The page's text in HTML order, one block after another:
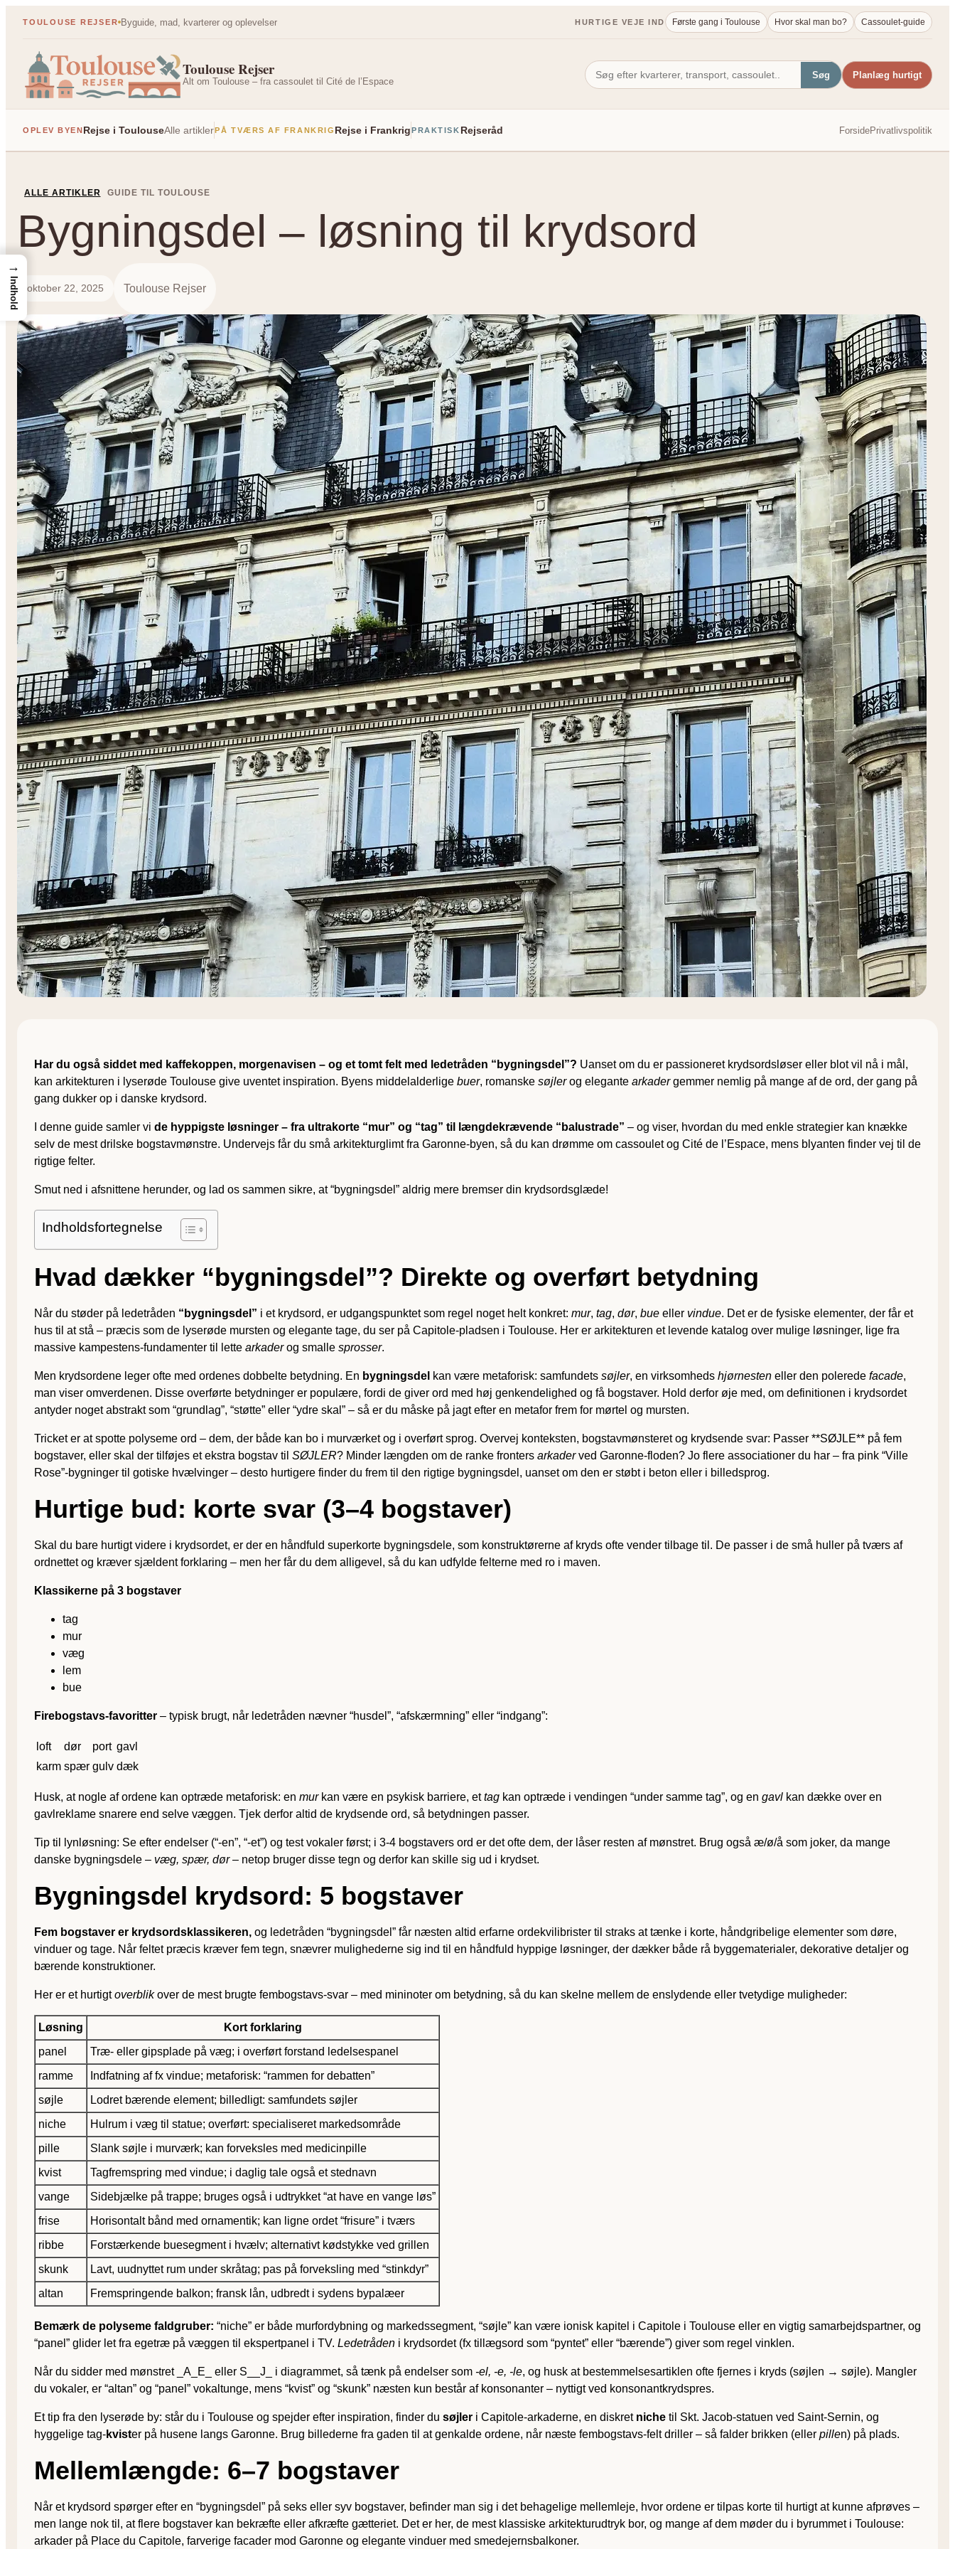
TOULOUSE REJSER Byguide, mad, kvarterer og oplevelser HURTIGE VEJE IND Første gang i Toulouse Hvor skal man bo? Cassoulet-guide
Toulouse Rejser
Alt om Toulouse – fra cassoulet til Cité de l’Espace
Søg Planlæg hurtigt
OPLEV BYENRejse i ToulouseAlle artiklerPÅ TVÆRS AF FRANKRIG Rejse i FrankrigPRAKTISK Rejseråd ForsidePrivatlivspolitik
ALLE ARTIKLER GUIDE TIL TOULOUSE
Bygningsdel – løsning til krydsord
oktober 22, 2025 Toulouse Rejser
Har du også siddet med kaffe­koppen, morgen­avisen – og et tomt felt med ledetråden “bygningsdel”? Uanset om du er passioneret krydsords­løser eller blot vil nå i mål,
kan arkitekturen i lyserøde Toulouse give uventet inspiration. Byens middel­alderlige buer, romanske søjlerog elegante arkadergemmer nemlig på mange af de ord, der gang på
gang dukker op i danske krydsord.
I denne guide samler vi de hyppigste løsninger – fra ultra­korte “mur” og “tag” til længde­krævende “balustrade” – og viser, hvordan du med enkle strategier kan knække
selv de mest drilske bogstav­mønstre. Undervejs får du små arkitektur­glimt fra Garonne-byen, så du kan drømme om cassoulet og Cité de l’Espace, mens blyanten finder vej til de
rigtige felter.
Smut ned i afsnittene herunder, og lad os sammen sikre, at “bygningsdel” aldrig mere bremser din krydsords­glæde!
Indholdsfortegnelse
Hvad dækker “bygningsdel”? Direkte og overført betydning
Når du støder på ledetråden “bygningsdel” i et krydsord, er udgangspunktet som regel noget helt konkret: mur, tag, dør, bue eller vindue. Det er de fysiske elementer, der får et
hus til at stå – præcis som de lyserøde mursten og elegante tage, du ser på Capitole-pladsen i Toulouse. Her er arkitekturen et levende katalog over mulige løsninger, lige fra
massive kampestens-fundamenter til lette arkaderog smalle sprosser.
Men krydsordene leger ofte med ordenes dobbelte betydning. En bygningsdel kan være metaforisk: samfundets søjler, en virksomheds hjørnesten eller den polerede facade,
man viser omverdenen. Disse overførte betydninger er populære, fordi de giver ord med høj genkendelighed og få bogstaver. Hold derfor øje med, om definitionen i krydsordet
antyder noget abstrakt som “grundlag”, “støtte” eller “ydre skal” – så er du måske på jagt efter en metafor frem for mørtel og mursten.
Tricket er at spotte polyseme ord – dem, der både kan bo i murværket og i overført sprog. Overvej konteksten, bogstavmønsteret og krydsende svar: Passer **SØJLE** på fem
bogstaver, eller skal der tilføjes et ekstra bogstav til SØJLER? Minder længden om de ranke fronters arkaderved Garonne-floden? Jo flere associationer du har – fra pink “Ville
Rose”-bygninger til gotiske hvælvinger – desto hurtigere finder du frem til den rigtige bygningsdel, uanset om den er støbt i beton eller i billedsprog.
Hurtige bud: korte svar (3–4 bogstaver)
Skal du bare hurtigt videre i krydsordet, er der en håndfuld superkorte bygningsdele, som konstruktørerne af kryds ofte vender tilbage til. De passer i de små huller på tværs af
ordnettet og kræver sjældent forklaring – men her får du dem alligevel, så du kan udfylde felterne med ro i maven.
Klassikerne på 3 bogstaver
tag
mur
væg
lem
bue
Firebogstavs-favoritter – typisk brugt, når ledetråden nævner “husdel”, “afskærmning” eller “indgang”:
loft dør port gavl
karm spær gulv dæk
Husk, at nogle af ordene kan optræde metaforisk: en murkan være en psykisk barriere, ettag kan optræde i vendingen “under samme tag”, og en gavl kan dække over en
gavlreklame snarere end selve væggen. Tjek derfor altid de krydsende ord, så betydningen passer.
Tip til lynløsning: Se efter endelser (“-en”, “-et”) og test vokaler først; i 3-4 bogstavers ord er det ofte dem, der låser resten af mønstret. Brug også æ/ø/å som joker, da mange
danske bygningsdele – væg, spær, dør– netop bruger disse tegn og derfor kan skille sig ud i krydset.
Bygningsdel krydsord: 5 bogstaver
Fem bogstaver er krydsordsklassikeren, og ledetråden “bygningsdel” får næsten altid erfarne ordekvilibrister til straks at tænke i korte, håndgribelige elementer som døre,
vinduer og tage. Når feltet præcis kræver fem tegn, snævrer mulighederne sig ind til en håndfuld hyppige løsninger, der dækker både rå byggematerialer, dekorative detaljer og
bærende konstruktioner.
Her er et hurtigtoverblikover de mest brugte fembogstavs-svar – med mininoter om betydning, så du kan skelne mellem de enslydende eller tvetydige muligheder:
Løsning
Kort forklaring
panel
Træ- eller gipsplade på væg; i overført forstand ledelsespanel
ramme
Indfatning af fx vindue; metaforisk: “rammen for debatten”
søjle
Lodret bærende element; billedligt: samfundets søjler
niche
Hulrum i væg til statue; overført: specialiseret markedsområde
pille
Slank søjle i murværk; kan forveksles med medicinpille
kvist
Tagfremspring med vindue; i daglig tale også et stednavn
vange
Sidebjælke på trappe; bruges også i udtrykket “at have en vange løs”
frise
Horisontalt bånd med ornamentik; kan ligne ordet “frisure” i tværs
ribbe
Forstærkende buesegment i hvælv; alternativt kødstykke ved grillen
skunk
Lavt, uudnyttet rum under skråtag; pas på forveksling med “stinkdyr”
altan
Fremspringende balkon; fransk lån, udbredt i sydens bypalæer
Bemærk de polyseme faldgruber: “niche” er både murfordybning og markedssegment, “søjle” kan være ionisk kapitel i Capitole i Toulouse eller en vigtig samarbejdspartner, og
“panel” glider let fra egetræ på væggen til ekspertpanel i TV. Ledetråden i krydsordet (fx tillægsord som “pyntet” eller “bærende”) giver som regel vinklen.
Når du sidder med mønstret _A_E_ eller S__J_ i diagrammet, så tænk på endelser som -el, -e, -le, og husk at bestemmelsesartiklen ofte fjernes i kryds (søjlen → søjle). Mangler
du vokaler, er “altan” og “panel” vokaltunge, mens “kvist” og “skunk” næsten kun består af konsonanter – nyttigt ved konsonantkrydspres.
Et tip fra den lyserøde by: står du i Toulouse og spejder efter inspiration, finder du søjler i Capitole-arkaderne, en diskret niche til Skt. Jacob-statuen ved Saint-Sernin, og
hyggelige tag-kvister på husene langs Garonne. Brug billederne fra gaden til at genkalde ordene, når næste fembogstavs-felt driller – så falder brikken (eller pillen) på plads.
Mellemlængde: 6–7 bogstaver
Når et krydsord spørger efter en “bygningsdel” på seks eller syv bogstaver, befinder man sig i det behagelige mellemleje, hvor ordene er tilpas korte til hurtigt at kunne afprøves –
men lange nok til, at flere bogstaver kan bekræfte eller afkræfte gætteriet. Det er her, de mest klassiske arkitekturudtryk bor, og mange af dem møder du i byrummet i Toulouse:
arkader på Place du Capitole, farverige facader mod Garonne og elegante vinduer med smedejernsbalkoner.
→
Indhold